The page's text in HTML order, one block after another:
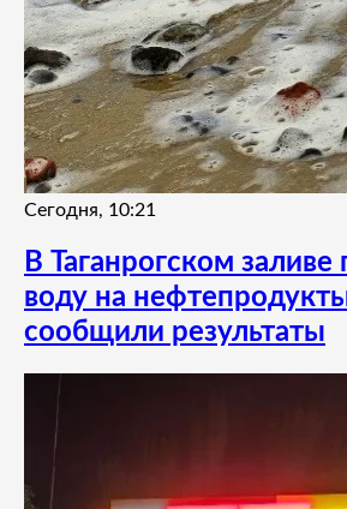
Сегодня, 10:21
В Таганрогском
воду на
сообщили результаты